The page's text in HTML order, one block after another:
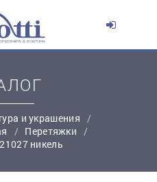
и украшения
Перетяжки
никель